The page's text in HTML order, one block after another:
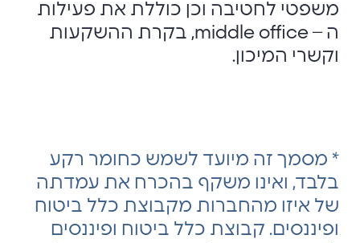
משפטי לחטיבה וכן כוללת את פעילות
ה – middle office, בקרת ההשקעות
וקשרי המיכון.
* מסמך זה מיועד לשמש כחומר רקע
בלבד, ואינו משקף בהכרח את עמדתה
של איזו מהחברות מקבוצת כלל ביטוח
ופיננסים. קבוצת כלל ביטוח ופיננסים